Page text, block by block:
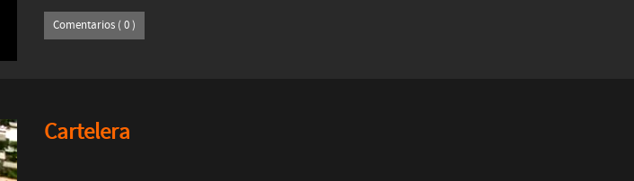
Comentarios ( 0 )
Cartelera